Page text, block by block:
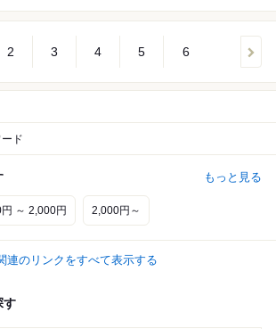
2 3 4 5 6
ド
もっと見る
～ 2,000円 2,000円～
連のリンクをすべて表示する
す